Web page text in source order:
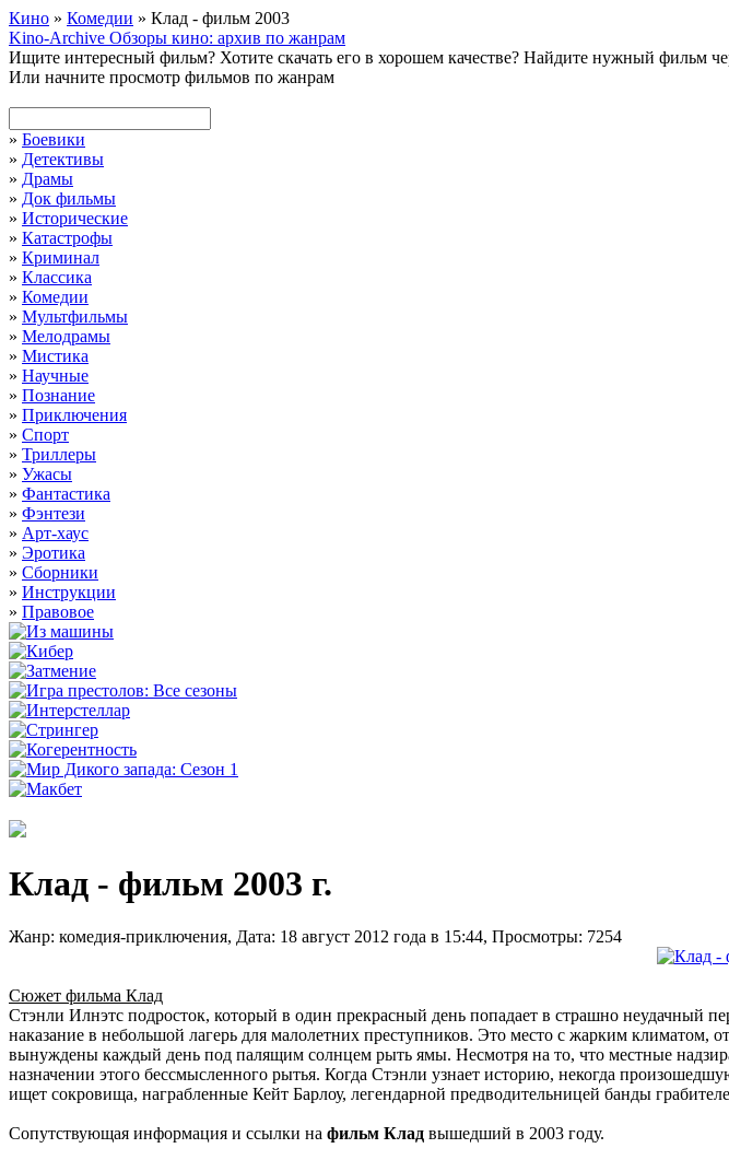
Кино » Комедии » Клад - фильм 2003
Kino-Archive Обзоры кино: архив по жанрам
Ищите интересный фильм? Хотите скачать его в хорошем качестве? Найдите нужный фильм
Или начните просмотр фильмов по жанрам
» Боевики
» Детективы
» Драмы
» Док фильмы
» Исторические
» Катастрофы
» Криминал
» Классика
» Комедии
» Мультфильмы
» Мелодрамы
» Мистика
» Научные
» Познание
» Приключения
» Спорт
» Триллеры
» Ужасы
» Фантастика
» Фэнтези
» Арт-хаус
» Эротика
» Сборники
» Инструкции
» Правовое
Клад - фильм 2003 г.
Жанр: комедия-приключения, Дата: 18 август 2012 года в 15:44, Просмотры: 7254
Сюжет фильма Клад
Стэнли Илнэтс подросток, который в один прекрасный день попадает в страшно неудачный
наказание в небольшой лагерь для малолетних преступников. Это место с жарким климатом,
вынуждены каждый день под палящим солнцем рыть ямы. Несмотря на то, что местные
назначении этого бессмысленного рытья. Когда Стэнли узнает историю, некогда
ищет сокровища, награбленные Кейт Барлоу, легендарной предводительницей банды
Сопутствующая информация и ссылки на фильм Клад вышедший в 2003 году.